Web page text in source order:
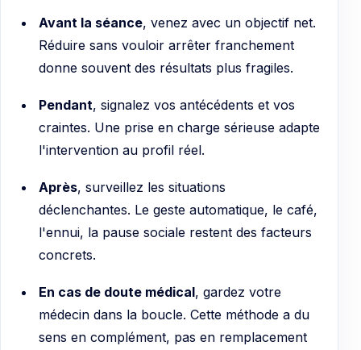
Avant la séance, venez avec un objectif net.
Réduire sans vouloir arrêter franchement
donne souvent des résultats plus fragiles.
Pendant, signalez vos antécédents et vos
craintes. Une prise en charge sérieuse adapte
l'intervention au profil réel.
Après, surveillez les situations
déclenchantes. Le geste automatique, le café,
l'ennui, la pause sociale restent des facteurs
concrets.
En cas de doute médical, gardez votre
médecin dans la boucle. Cette méthode a du
sens en complément, pas en remplacement